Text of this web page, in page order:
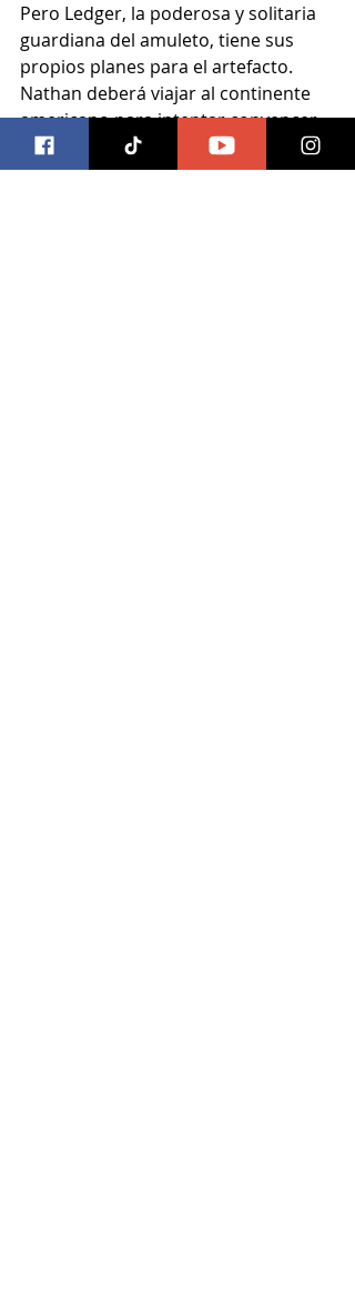
Pero Ledger, la poderosa y solitaria
guardiana del amuleto, tiene sus
propios planes para el artefacto.
Nathan deberá viajar al continente
americano para intentar convencer
a Ledger que, junto a sus Dones
naturales, el amuleto tiene el poder